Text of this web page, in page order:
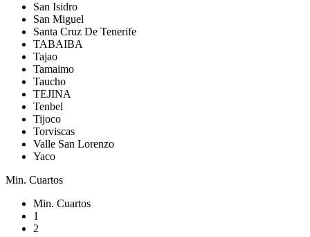
San Isidro
San Miguel
Santa Cruz De Tenerife
TABAIBA
Tajao
Tamaimo
Taucho
TEJINA
Tenbel
Tijoco
Torviscas
Valle San Lorenzo
Yaco
Min. Cuartos
Min. Cuartos
1
2